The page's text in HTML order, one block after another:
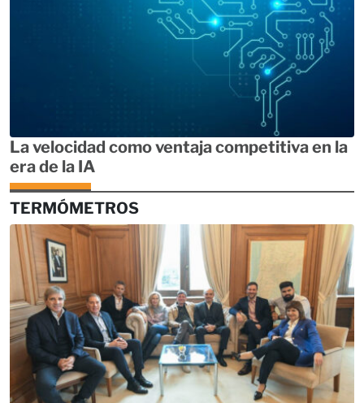
La velocidad como ventaja competitiva en la
era de la IA
TERMÓMETROS